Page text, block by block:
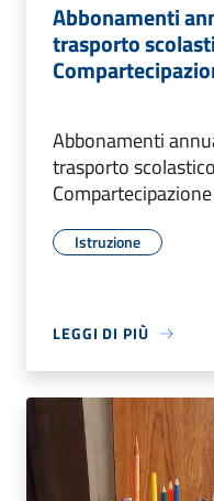
Abbonamenti
trasporto
Abbonamenti
trasporto
Istruzione
LEGGI DI PIÙ